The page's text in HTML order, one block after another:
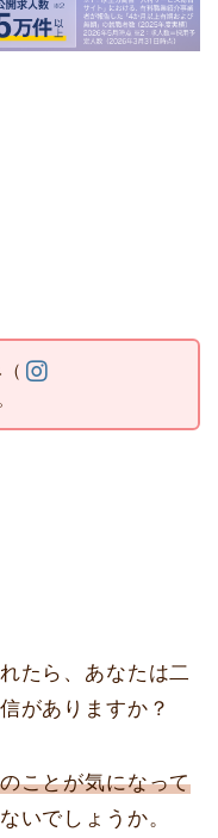
たら、あなたは二
がありますか？
ことが気になって
いでしょうか。